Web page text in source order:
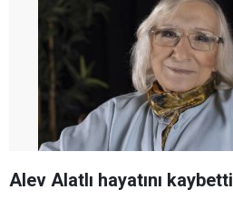
Alev Alatlı hayatını kaybetti